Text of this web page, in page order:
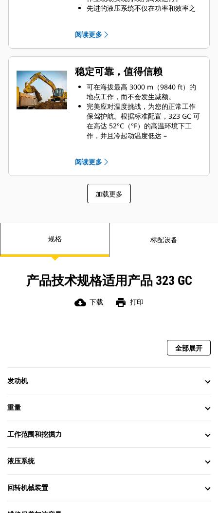
先进的液压系统不仅在功率和效率之
挖掘要求。
阀门优先级可根据您的指令设置液压
压力和流量，从而实现快速的中低负
载循环时间。
使用两种功率模式将挖掘机与作业相
匹配；并通过智能模式自动将发动机
和液压功率与挖掘条件相匹配。
辅助液压选件为您提供所需的多功能
性，以使用种类繁多的 Cat
工装。
通过正流量控制泵减少损失的能量并
降低油耗。可根据阀门优先级自动调
并缩短循环时间。可以用简单的凸耳
扳手（而非液压锤或特殊工具）快速
更换齿尖，从而提高安全性并延长正
常运行时间。仅针对重负荷型铲斗提
供。
阅读更多
稳定可靠，值得信赖
可在海拔最高 3000 m（9840 ft）的
地点工作，而不会发生减额。
完美应对温度挑战，为您的正常工作
保驾护航。根据标准配置，323 GC 可
在高达 52°C（°F）的高温环境下工
作，并且冷起动温度低达 –
加热液压油，并有助于延长部件的使
用寿命。
双重燃油过滤可以防止发动机受到脏
污柴油燃料的影响。
履带销和衬套之间通过润滑脂进行密
入，从而延长底盘系统的使用寿命。
时帮助挖掘机履带保持对齐。
倾斜的履带架可防止泥土和碎屑堆
阅读更多
加载更多
规格 标配设备
产品技术规格适用产品 323 GC
cloud_download 下载 print 打印
全部展开
发动机
重量
工作范围和挖掘力
液压系统
回转机械装置